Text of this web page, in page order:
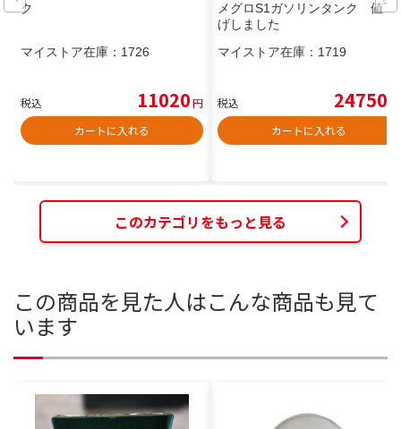
ク
マイストア在庫： 1726
税込 11020円
カートに入れる
メグロS1ガソリンタンク 値下
げしました
マイストア在庫： 1719
税込 24750
カートに入れる
このカテゴリをもっと見る
この商品を見た人はこんな商品も見て
います